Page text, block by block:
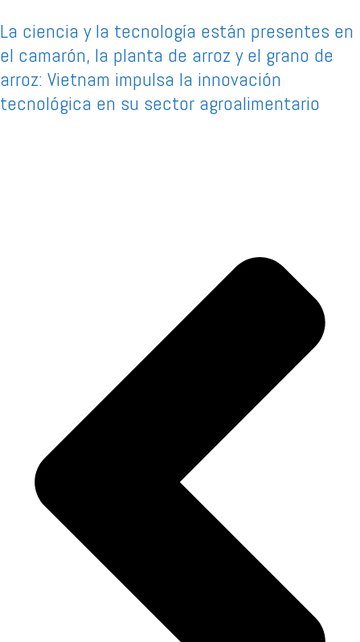
La ciencia y la tecnología están presentes en
el camarón, la planta de arroz y el grano de
arroz: Vietnam impulsa la innovación
tecnológica en su sector agroalimentario